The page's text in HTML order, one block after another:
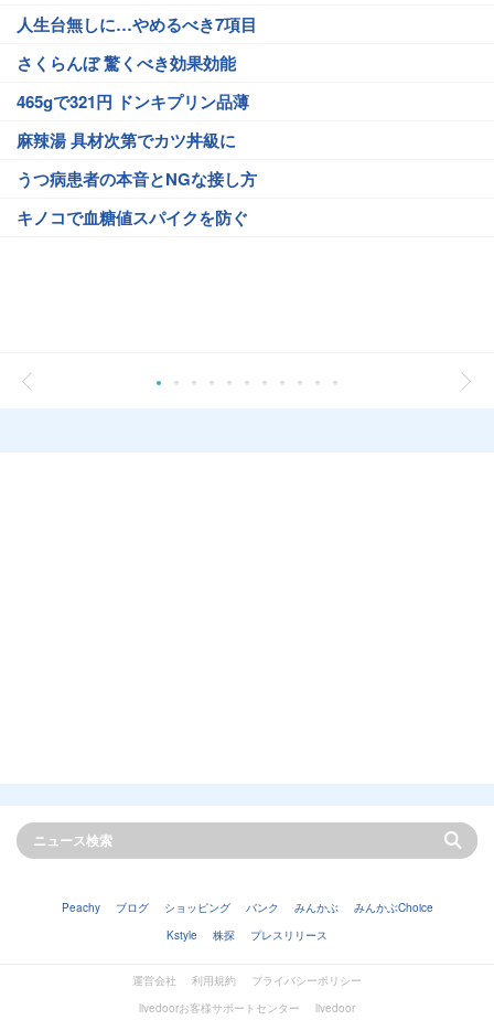
人生台無しに…やめるべき7項目
さくらんぼ 驚くべき効果効能
465gで321円 ドンキプリン品薄
麻辣湯 具材次第でカツ丼級に
うつ病患者の本音とNGな接し方
キノコで血糖値スパイクを防ぐ
Peachy ブログ ショッピング バンク みんかぶ
みんかぶChoice
Kstyle
株探 プレスリリース
運営会社 利用規約
プライバシーポリシー
livedoorお客様サポートセンター
livedoor